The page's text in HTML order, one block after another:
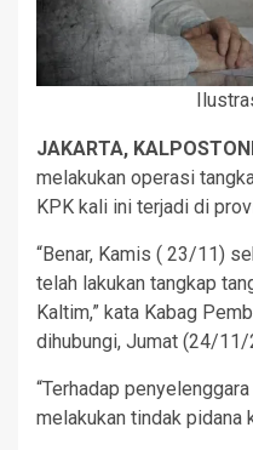
JAKARTA,
melakukan operasi
KPK kali ini terjadi di
“Benar, Kamis ( 23/11)
telah lakukan tangkap
Kaltim,” kata Kabag
dihubungi, Jumat (24/11/
“Terhadap
melakukan tindak pidana